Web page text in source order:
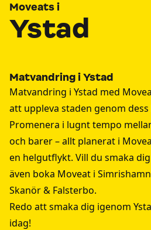
Moveats i
Ystad
Matvandring i Ystad
Matvandring i Ystad med
att uppleva staden genom dess
Promenera i lugnt tempo
och barer – allt planerat i
en helgutflykt. Vill du smaka
även boka Moveat i Simrishamn
Skanör & Falsterbo.
Redo att smaka dig igenom
idag!